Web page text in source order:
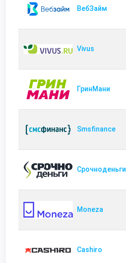
ВебЗайм
Vivus
ГринМани
Smsfinance
Срочноденьги
Moneza
Cashiro